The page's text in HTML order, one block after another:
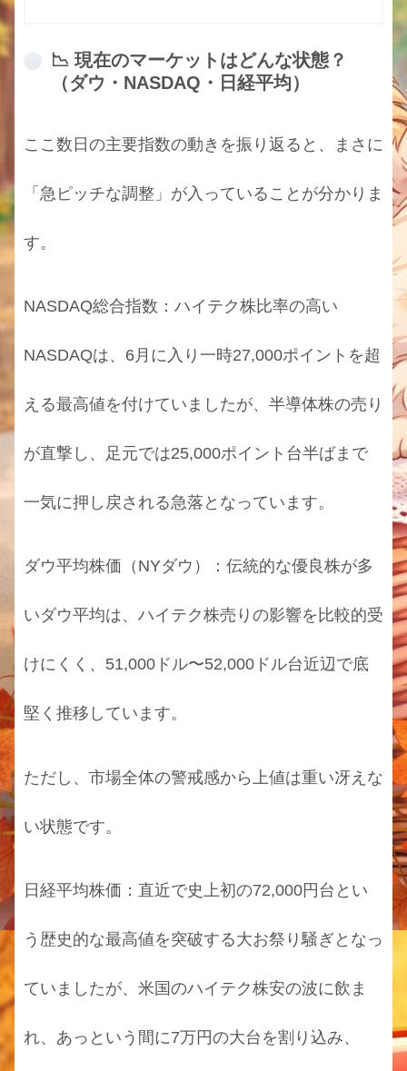
📉 現在のマーケットはどんな状態？
（ダウ・NASDAQ・日経平均）
ここ数日の主要指数の動きを振り返ると、まさに
「急ピッチな調整」が入っていることが分かりま
す。
NASDAQ総合指数：ハイテク株比率の高い
NASDAQは、6月に入り一時27,000ポイントを超
える最高値を付けていましたが、半導体株の売り
が直撃し、足元では25,000ポイント台半ばまで
一気に押し戻される急落となっています。
ダウ平均株価（NYダウ）：伝統的な優良株が多
いダウ平均は、ハイテク株売りの影響を比較的受
けにくく、51,000ドル〜52,000ドル台近辺で底
堅く推移しています。
ただし、市場全体の警戒感から上値は重い冴えな
い状態です。
日経平均株価：直近で史上初の72,000円台とい
う歴史的な最高値を突破する大お祭り騒ぎとなっ
ていましたが、米国のハイテク株安の波に飲ま
れ、あっという間に7万円の大台を割り込み、